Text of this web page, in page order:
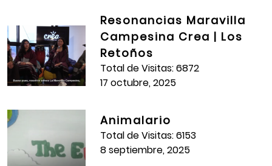
Cesar Espitia
Nicol Ariza
Jair Oyola
Gian Franco Arévalo
Juan Diego Grajales
Jerónimo Suarez
Resonancias Maravilla
Campesina Crea | Los
Retoños
Total de Visitas: 6872
17 octubre, 2025
Animalario
Total de Visitas: 6153
8 septiembre, 2025